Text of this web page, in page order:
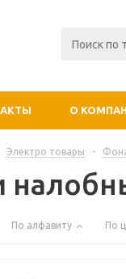
О
Электро товары -
По алфавиту По